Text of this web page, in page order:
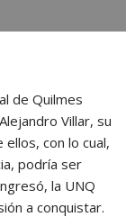
de Quilmes
Villar, su
con lo cual,
podría ser
la UNQ
a conquistar.